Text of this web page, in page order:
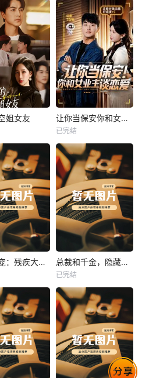
未知
姐女友 热播
未知
让你当保安你和女业主谈恋爱
已完结
甜蜜婚宠：残疾大佬夜夜撩 热播
未知
总裁和千金，隐藏身份闪婚了
已完结